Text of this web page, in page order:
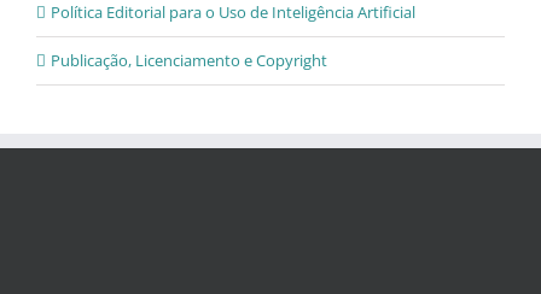
Política Editorial para o Uso de Inteligência Artificial
Publicação, Licenciamento e Copyright